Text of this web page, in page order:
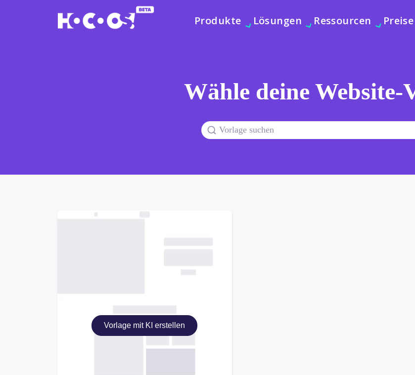
Produkte Lösungen Ressourcen Preise
Wähle deine Website-
Vorlage mit KI erstellen